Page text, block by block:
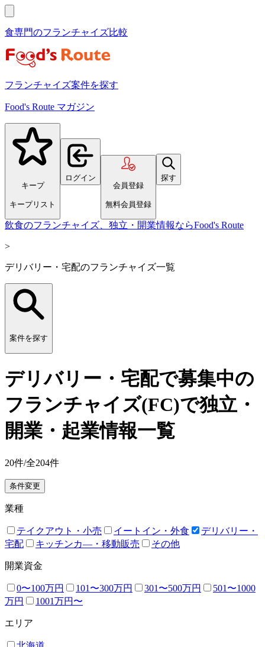
食専門のフランチャイズ比較
フランチャイズ案件を探す
Food's Route マガジン
キープ
キープリスト
ログイン
会員登録
無料会員登録
探す
飲食のフランチャイズ、独立・開業情報ならFood's Route
>
デリバリー・宅配のフランチャイズ一覧
案件を探す
デリバリー・宅配で募集中の
フランチャイズ(FC)で独立・
開業・起業情報一覧
20件/全204件
条件変更
業種
テイクアウト・小売 イートイン・外食
デリバリー・
宅配
キッチンカ―・移動販売 その他
開業資金
0〜100万円 101〜300万円 301〜500万円
501〜1000
万円
1001万円〜
エリア